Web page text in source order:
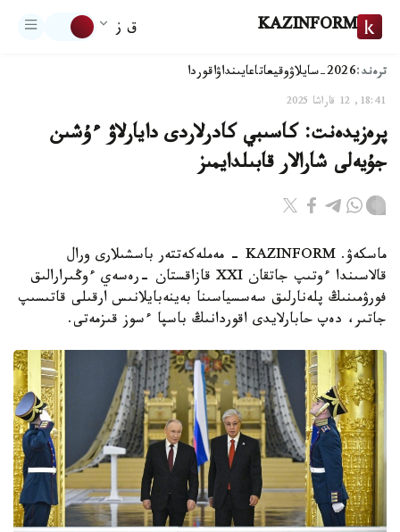
KAZINFORM ق ز
ترەند:2026-سايلاۋ وقيعاتاعايىنداۋاقوردا
18:41, 12 قاراشا 2025
پرەزيدەنت: كاسىبي كادرلاردى دايارلاۋ ءۇشىن
جۇيەلى شارالار قابىلدايمىز
ماسكەۋ. KAZINFORM - مەملەكەتتەر باسشىلارى ورال
قالاسىندا ءوتىپ جاتقان XXI قازاقستان -رەسەي ءوڭىرارالىق
فورۋمىنىڭ پلەنارلىق سەسسياسىنا بەينەبايلانىس ارقىلى قاتىسىپ
جاتىر، دەپ حابارلايدى اقوردانىڭ باسپا ءسوز قىزمەتى.